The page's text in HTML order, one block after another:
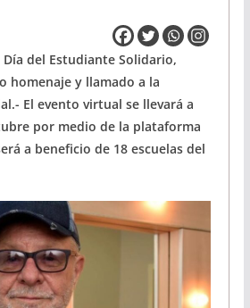
del Estudiante Solidario,
homenaje y llamado a la
El evento virtual se llevará a
por medio de la plataforma
a beneficio de 18 escuelas del